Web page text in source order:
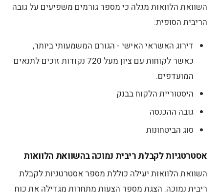
השוואת הלוואות מגלה כי מספר גורמים משפיעים על גובה
הריבית הסופית:
דירוג האשראי האישי - הגורם המשמעותי ביותר,
כאשר לקוחות עם ציון מעל 720 נקודות זוכים לתנאים
המועדפים.
היסטוריית הלקוח בבנק
גובה ההכנסה
סוג הביטחונות
אסטרטגיות לקבלת ריבית נמוכה בהשוואת הלוואות
השוואת הלוואות יעילה כוללת מספר אסטרטגיות לקבלת
ריבית נמוכה. הצגת מספר הצעות מתחרות מגדילה את כוח